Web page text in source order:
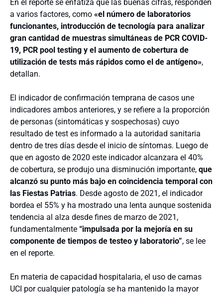
En el reporte se enfatiza que las buenas cifras, responden
a varios factores, como «el número de laboratorios
funcionantes, introducción de tecnología para analizar
gran cantidad de muestras simultáneas de PCR COVID-
19, PCR pool testing y el aumento de cobertura de
utilización de tests más rápidos como el de antígeno»,
detallan.
El indicador de confirmación temprana de casos une
indicadores ambos anteriores, y se refiere a la proporción
de personas (sintomáticas y sospechosas) cuyo
resultado de test es informado a la autoridad sanitaria
dentro de tres días desde el inicio de síntomas. Luego de
que en agosto de 2020 este indicador alcanzara el 40%
de cobertura, se produjo una disminución importante, que
alcanzó su punto más bajo en coincidencia temporal con
las Fiestas Patrias. Desde agosto de 2021, el indicador
bordea el 55% y ha mostrado una lenta aunque sostenida
tendencia al alza desde fines de marzo de 2021,
fundamentalmente “impulsada por la mejoría en su
componente de tiempos de testeo y laboratorio”, se lee
en el reporte.
En materia de capacidad hospitalaria, el uso de camas
UCI por cualquier patología se ha mantenido la mayor